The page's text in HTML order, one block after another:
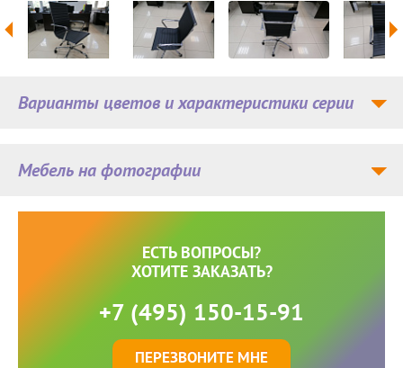
Мебель на фотографии
Варианты цветов и характеристики серии
ЕСТЬ ВОПРОСЫ?
ХОТИТЕ ЗАКАЗАТЬ?
+7 (495) 150-15-91
ПЕРЕЗВОНИТЕ МНЕ